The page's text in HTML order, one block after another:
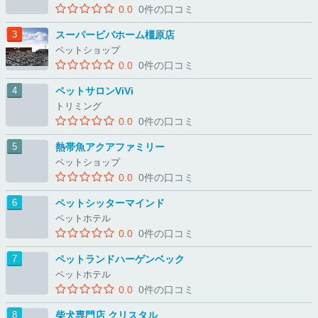
0.0 0件の口コミ
スーパービバホーム橿原店
ペットショップ
0.0 0件の口コミ
ペットサロンViVi
トリミング
0.0 0件の口コミ
熱帯魚アクアファミリー
ペットショップ
0.0 0件の口コミ
ペットシッターマインド
ペットホテル
0.0 0件の口コミ
ペットランドハーゲンベック
ペットホテル
0.0 0件の口コミ
柴犬専門店 クリスタル